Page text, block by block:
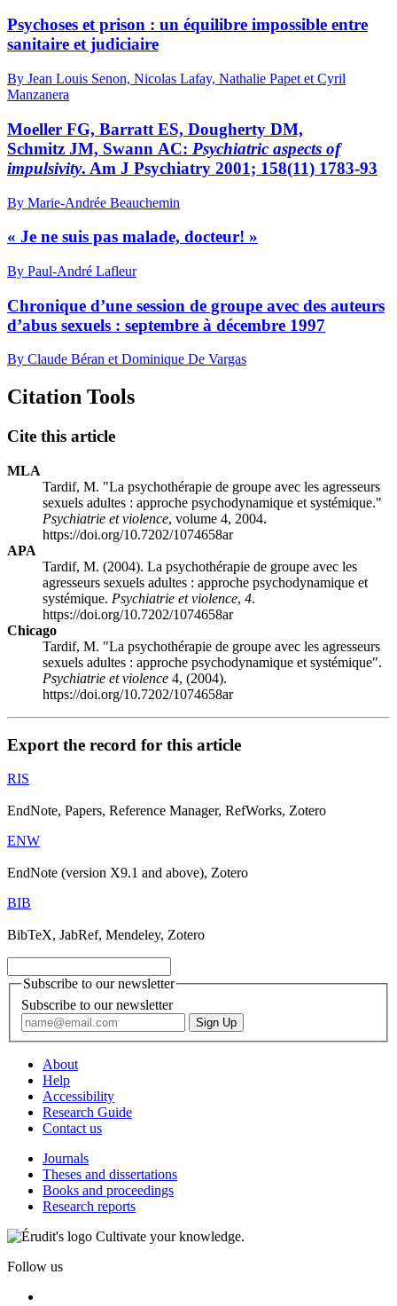
Psychoses et prison : un équilibre impossible entre
sanitaire et judiciaire
By Jean Louis Senon, Nicolas Lafay, Nathalie Papet et Cyril
Manzanera
Moeller FG, Barratt ES, Dougherty DM,
Schmitz JM, Swann AC: Psychiatric aspects of
impulsivity. Am J Psychiatry 2001; 158(11) 1783-93
By Marie-Andrée Beauchemin
« Je ne suis pas malade, docteur! »
By Paul-André Lafleur
Chronique d’une session de groupe avec des auteurs
d’abus sexuels : septembre à décembre 1997
By Claude Béran et Dominique De Vargas
Citation Tools
Cite this article
MLA
Tardif, M. "La psychothérapie de groupe avec les agresseurs
sexuels adultes : approche psychodynamique et systémique."
Psychiatrie et violence, volume 4, 2004.
https://doi.org/10.7202/1074658ar
APA
Tardif, M. (2004). La psychothérapie de groupe avec les
agresseurs sexuels adultes : approche psychodynamique et
systémique. Psychiatrie et violence, 4.
https://doi.org/10.7202/1074658ar
Chicago
Tardif, M. "La psychothérapie de groupe avec les agresseurs
sexuels adultes : approche psychodynamique et systémique".
Psychiatrie et violence 4, (2004).
https://doi.org/10.7202/1074658ar
Export the record for this article
RIS
EndNote, Papers, Reference Manager, RefWorks, Zotero
ENW
EndNote (version X9.1 and above), Zotero
BIB
BibTeX, JabRef, Mendeley, Zotero
Subscribe to our newsletter
Subscribe to our newsletter
About
Help
Accessibility
Research Guide
Contact us
Journals
Theses and dissertations
Books and proceedings
Research reports
Cultivate your knowledge.
Follow us